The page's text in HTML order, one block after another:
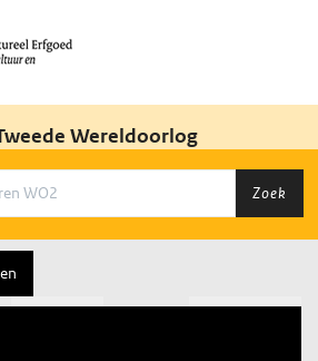
Wereldoorlog
Zoek